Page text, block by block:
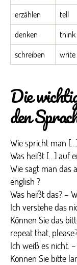
erzählen tell
denken
think
schreiben
write
Die
den
Wie spricht man
Was heißt […] auf
Wie sagt man das
english ?
Was heißt das? –
Ich verstehe das
Können Sie das
repeat that,
Ich weiß es nicht.
Können Sie bitte